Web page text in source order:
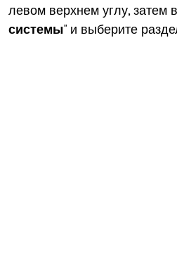
левом верхнем углу, затем
системы" и выберите